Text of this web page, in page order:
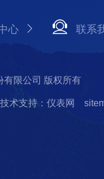
心 联系
有限公司 版权所有
技术支持：仪表网